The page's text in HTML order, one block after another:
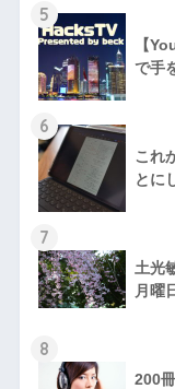
5
【
で手
6
これ
とに
7
土光
月曜
8
200